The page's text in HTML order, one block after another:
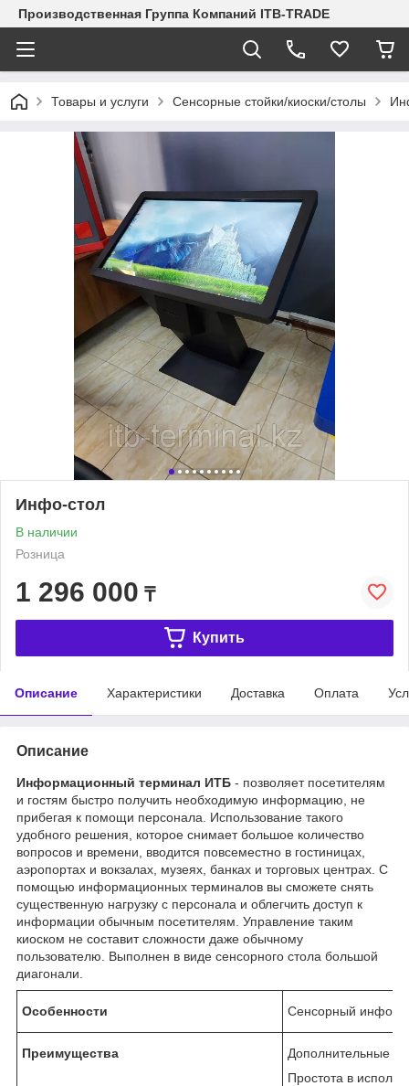
Производственная Группа Компаний ITB-TRADE
Товары и услуги Сенсорные стойки/киоски/столы
Инфо-стол
В наличии
Розница
1 296 000 ₸
Купить
Описание Характеристики Доставка Оплата
Описание
Информационный терминал ИТБ - позволяет посетителям
и гостям быстро получить необходимую информацию, не
прибегая к помощи персонала. Использование такого
удобного решения, которое снимает большое количество
вопросов и времени, вводится повсеместно в гостиницах,
аэропортах и вокзалах, музеях, банках и торговых центрах. С
помощью информационных терминалов вы сможете снять
существенную нагрузку с персонала и облегчить доступ к
информации обычным посетителям. Управление таким
киоском не составит сложности даже обычному
пользователю. Выполнен в виде сенсорного стола большой
диагонали.
Особенности Сенсорный
Преимущества
Дополнительные
Простота в